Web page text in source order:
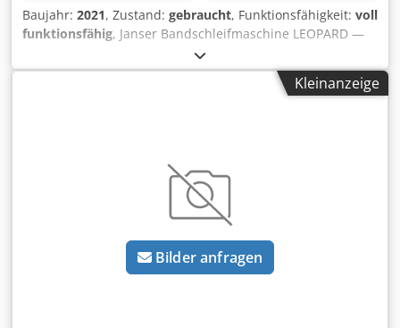
Baujahr: 2021, Zustand: gebraucht, Funktionsfähigkeit: voll
funktionsfähig, Janser Bandschleifmaschine LEOPARD —
Baujahr 2021 Gebraucht aus dem professionellen Mietpark
der Kurt König Baumaschinen GmbH, Einbeck. Zustand &
Hinweise: Dkedpjy A E S Djfx Adqer - Zustand: Gebraucht
Besichtigung in 37574 Einbeck nach Vereinbarung möglich
Preis 2.300 EUR zzgl. MwSt. | EXW Einbeck | Lieferung auf
Kleinanzeige
Bilder anfragen